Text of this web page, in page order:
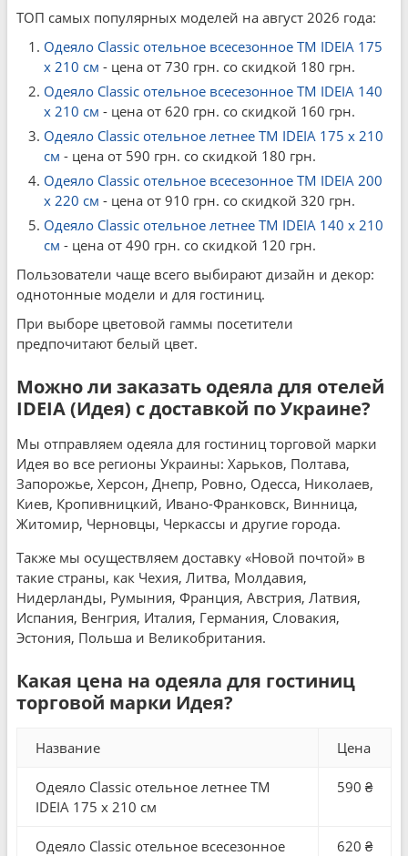
ТОП самых популярных моделей на август 2026 года:
Одеяло Classic отельное всесезонное ТМ IDEIA 175
x 210 см - цена от 730 грн. со скидкой 180 грн.
Одеяло Classic отельное всесезонное ТМ IDEIA 140
x 210 см - цена от 620 грн. со скидкой 160 грн.
Одеяло Classic отельное летнее ТМ IDEIA 175 x 210
см - цена от 590 грн. со скидкой 180 грн.
Одеяло Classic отельное всесезонное ТМ IDEIA 200
x 220 см - цена от 910 грн. со скидкой 320 грн.
Одеяло Classic отельное летнее ТМ IDEIA 140 x 210
см - цена от 490 грн. со скидкой 120 грн.
Пользователи чаще всего выбирают дизайн и декор:
однотонные модели и для гостиниц.
При выборе цветовой гаммы посетители
предпочитают белый цвет.
Можно ли заказать одеяла для отелей
IDEIA (Идея) с доставкой по Украине?
Мы отправляем одеяла для гостиниц торговой марки
Идея во все регионы Украины: Харьков, Полтава,
Запорожье, Херсон, Днепр, Ровно, Одесса, Николаев,
Киев, Кропивницкий, Ивано-Франковск, Винница,
Житомир, Черновцы, Черкассы и другие города.
Также мы осуществляем доставку «Новой почтой» в
такие страны, как Чехия, Литва, Молдавия,
Нидерланды, Румыния, Франция, Австрия, Латвия,
Испания, Венгрия, Италия, Германия, Словакия,
Эстония, Польша и Великобритания.
Какая цена на одеяла для гостиниц
торговой марки Идея?
Название Цена
Одеяло Classic отельное летнее ТМ
IDEIA 175 x 210 см
590 ₴
Одеяло Classic отельное всесезонное
620 ₴